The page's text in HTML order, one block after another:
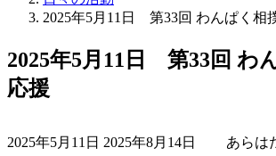
2025年5月11日 第33回 わんぱく相
2025年5月11日 第33回 わ
応援
2025年5月11日 終
2025年8月14日 あらは